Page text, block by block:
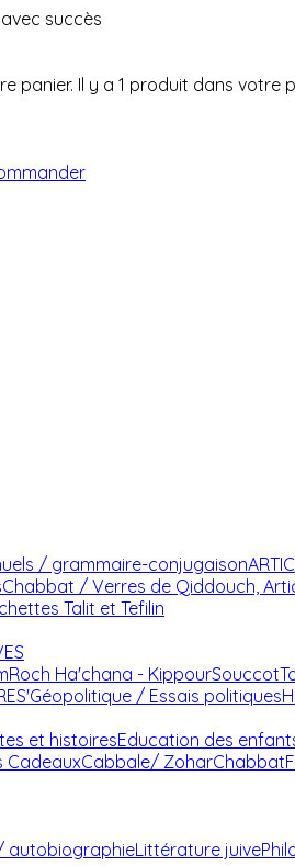
succès
panier. Il y a 1 produit dans votre
/ grammaire-conjugaison
Chabbat / Verres de Qiddouch,
Talit et Tefilin
Roch Ha'chana - KippourSouccot
Géopolitique / Essais politiques
et histoiresEducation des
CadeauxCabbale/ ZoharChabbat
autobiographieLittérature juive